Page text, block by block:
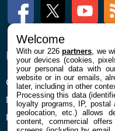
FacebookTwitter
ENTREPRISE
Confidentialité et Cookies
Mentions légales et CGU
Préférences Cookies
Welcome
With our 226partners , we
your devices (cookies,
your personal data with
website or in our emails,
later, including in other
Processing this data
loyalty programs, IP, postal
geolocation, etc.) allows
content, commercial